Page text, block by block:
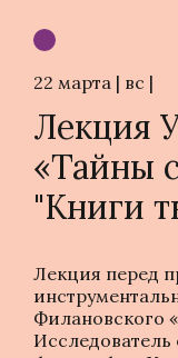
22 марта | вс |
Лекция
«Тайны
"Книги
Лекция перед
Филановского